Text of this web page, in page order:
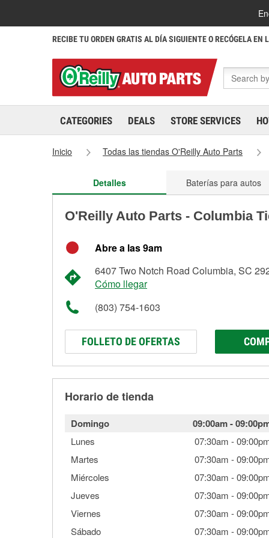
RECIBE TU ORDEN GRATIS AL DÍA SIGUIENTE O RECÓGELA EN
CATEGORIES DEALS STORE SERVICES
Inicio Todas las tiendas O'Reilly Auto Parts
Detalles Baterías para autos
O'Reilly Auto Parts - Columbia
Abre a las 9am
6407 Two Notch Road Columbia, SC
Cómo llegar
(803) 754-1603
FOLLETO DE OFERTAS
Horario de tienda
Domingo 09:00am-
Lunes 07:30am -
Martes
07:30am -
Miércoles
07:30am -
Jueves
07:30am -
Viernes
07:30am -
Sábado
07:30am -